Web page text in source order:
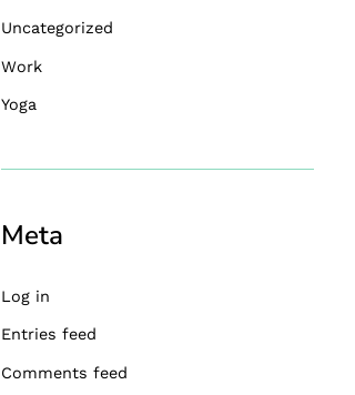
Uncategorized
Work
Yoga
Meta
Log in
Entries feed
Comments feed